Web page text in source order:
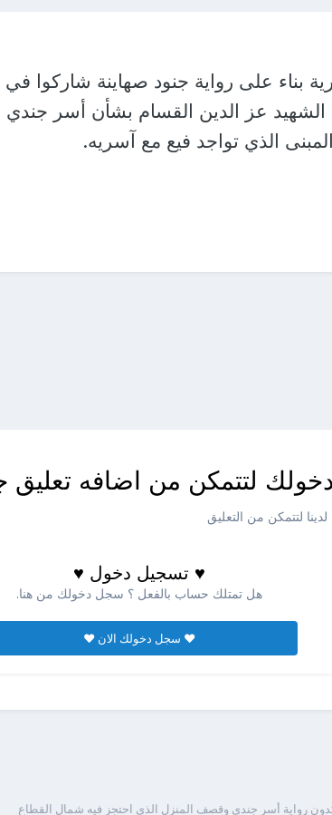
بناء على رواية جنود صهاينة شاركوا في
الشهيد عز الدين القسام بشأن أسر جندي
الذي تواجد فيع مع آسريه.
لتتمكن من اضافه تعليق
لتتمكن من التعليق
♥ تسجيل دخول ♥
هل تمتلك حساب بالفعل ؟ سجل دخولك من هنا.
♥ سجل دخولك الان ♥
رواية أسر جندي وقصف المنزل الذي احتجز فيه شمال القطاع